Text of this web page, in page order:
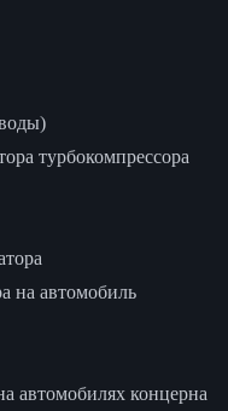
турбокомпрессора
на автомобиль
автомобилях концерна